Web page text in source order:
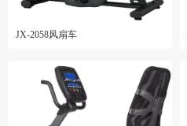
JX-2058风扇车